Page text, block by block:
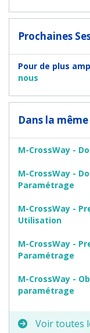
Prochaines
Pour de plus
nous
Dans la
M-CrossWay -
M-CrossWay -
Paramétrage
M-CrossWay -
Utilisation
M-CrossWay -
Paramétrage
M-CrossWay -
paramétrage
Voir toutes